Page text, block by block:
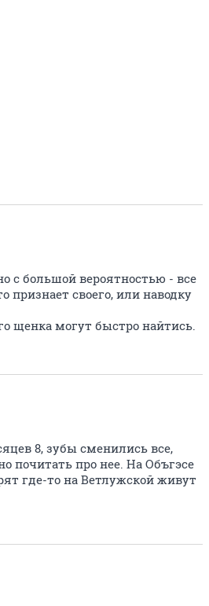
с большой вероятностью - все
своего, или наводку
щенка могут быстро найтись.
8, зубы сменились все,
почитать про нее. На Объгэсе
где-то на Ветлужской живут